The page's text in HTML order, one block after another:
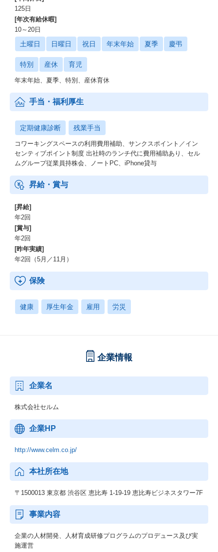
125日
[年次有給休暇]
10～20日
土曜日 日曜日 祝日 年末年始 夏季 慶弔
特別 産休 育児
年末年始、夏季、特別、産休育休
手当・福利厚生
定期健康診断 残業手当
コワーキングスペースの利用費用補助、サンクスポイント／イン
センティブポイント制度 出社時のランチ代に費用補助あり、セル
ムグループ従業員持株会、ノートPC、iPhone貸与
昇給・賞与
[昇給]
年2回
[賞与]
年2回
[昨年実績]
年2回（5月／11月）
保険
健康 厚生年金 雇用 労災
企業情報
企業名
株式会社セルム
企業HP
http://www.celm.co.jp/
本社所在地
〒1500013 東京都 渋谷区 恵比寿 1-19-19 恵比寿ビジネスタワー7F
事業内容
企業の人材開発、人材育成研修プログラムのプロデュース及び実
施運営